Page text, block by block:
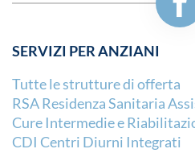
SERVIZI PER ANZIANI
Tutte le strutture di offerta
RSA Residenza Sanitaria
Cure Intermedie e
CDI Centri Diurni Integrati